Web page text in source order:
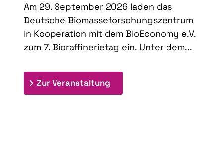
Am 29. September 2026 laden das
Deutsche Biomasseforschungszentrum
in Kooperation mit dem BioEconomy e.V.
zum 7. Bioraffinerietag ein. Unter dem...
Zur Veranstaltung